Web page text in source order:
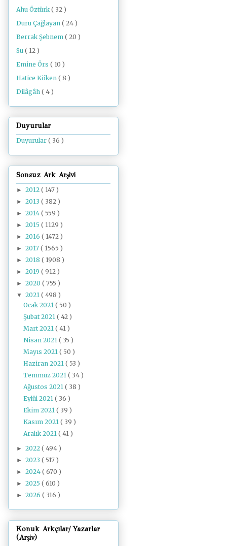
Ahu Öztürk ( 32 )
Duru Çağlayan ( 24 )
Berrak Şebnem ( 20 )
Su ( 12 )
Emine Örs ( 10 )
Hatice Köken ( 8 )
Dilâgâh ( 4 )
Duyurular
Duyurular ( 36 )
Sonsuz Ark Arşivi
► 2012 ( 147 )
► 2013 ( 382 )
► 2014 ( 559 )
► 2015 ( 1129 )
► 2016 ( 1472 )
► 2017 ( 1565 )
► 2018 ( 1908 )
► 2019 ( 912 )
► 2020 ( 755 )
▼ 2021 ( 498 )
Ocak 2021( 50 )
Şubat 2021( 42 )
Mart 2021( 41 )
Nisan 2021( 35 )
Mayıs 2021( 50 )
Haziran 2021( 53 )
Temmuz 2021( 34 )
Ağustos 2021( 38 )
Eylül 2021( 36 )
Ekim 2021( 39 )
Kasım 2021( 39 )
Aralık 2021( 41 )
► 2022 ( 494 )
► 2023 ( 517 )
► 2024 ( 670 )
► 2025 ( 610 )
► 2026 ( 316 )
Konuk Arkçılar/ Yazarlar
(Arşiv)